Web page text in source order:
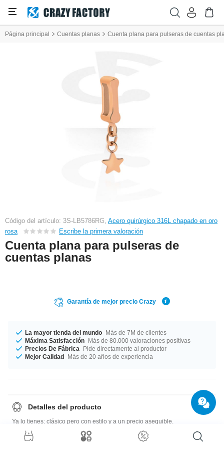
Página principal Cuentas planas Cuenta plana para pulseras de cuentas
Código del artículo: 3S-LB5786RG, Acero quirúrgico 316L chapado en oro
rosa
Escribe la primera valoración
Cuenta plana para pulseras de
cuentas planas
Garantía de mejor precio Crazy
La mayor tienda del mundo Más de 7M de clientes
Máxima Satisfacción Más de 80.000 valoraciones positivas
Precios De Fábrica
Pide directamente al productor
Mejor Calidad Más de 20 años de experiencia
Detalles del producto
Ya lo tienes: clásico pero con estilo y a un precio asequible.